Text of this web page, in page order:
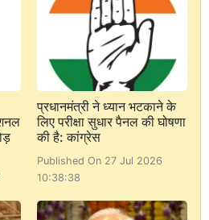
प्रधानमंत्री ने ध्यान भटकाने के
लिए परीक्षा सुधार पैनल की घोषणा
की है: कांग्रेस
Published On 27 Jul 2026
10:38:38